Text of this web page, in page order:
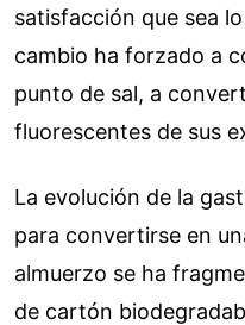
satisfacción que sea
cambio ha forzado a
punto de sal, a
fluorescentes de sus
La evolución de la
para convertirse en
almuerzo se ha
de cartón